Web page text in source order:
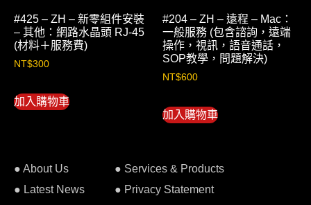
#425 – ZH – 新零組件安裝
– 其他：網路水晶頭 RJ-45
(材料＋服務費)
NT$300
加入購物車
#204 – ZH – 遠程 – Mac：
一般服務 (包含諮詢，遠端
操作，視訊，語音通話，
SOP教學，問題解決)
NT$600
加入購物車
● About Us
● Latest News
● Services & Products
● Privacy Statement